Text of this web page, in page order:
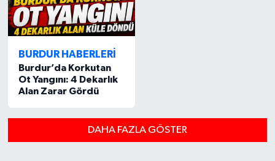
BURDUR HABERLERİ
Burdur’da Korkutan
Ot Yangını: 4 Dekarlık
Alan Zarar Gördü
DAHA FAZLA GÖSTER